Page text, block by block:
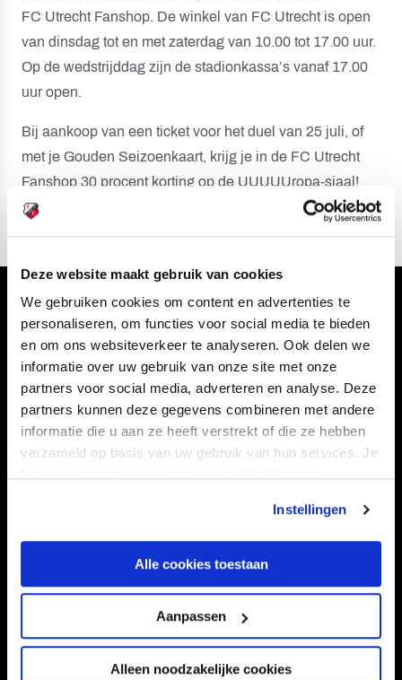
Deze website maakt gebruik van cookies
We gebruiken cookies om content en advertenties te
personaliseren, om functies voor social media te bieden
en om ons websiteverkeer te analyseren. Ook delen we
informatie over uw gebruik van onze site met onze
partners voor social media, adverteren en analyse. Deze
partners kunnen deze gegevens combineren met andere
informatie die u aan ze heeft verstrekt of die ze hebben
verzameld op basis van uw gebruik van hun services. Je
Instellingen
Alle cookies toestaan
Aanpassen
Alleen noodzakelijke cookies
FC Utrecht Fanshop. De winkel van FC Utrecht is open
van dinsdag tot en met zaterdag van 10.00 tot 17.00 uur.
Op de wedstrijddag zijn de stadionkassa’s vanaf 17.00
uur open.
Bij aankoop van een ticket voor het duel van 25 juli, of
met je Gouden Seizoenkaart, krijg je in de FC Utrecht
Fanshop 30 procent korting op de UUUUUropa-sjaal!
Volg ons ook via
Navigeer naar
CLUB
TEAMS
SUPPORTERS
FOUNDATION
KAARTVERKOOP
VEELGESTELDE VRAGEN